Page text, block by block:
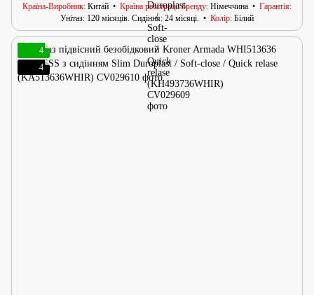
Країна-Виробник Китай Країна реєстрації бренду Німеччина
Гарантія
Унітаз: 120 місяців. Сидіння: 24 місяці.
Колір Білий
4
4